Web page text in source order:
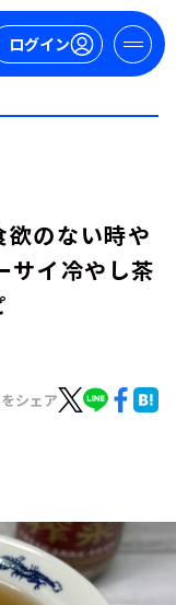
ログイン
のない時や
サイ冷やし茶
シェア